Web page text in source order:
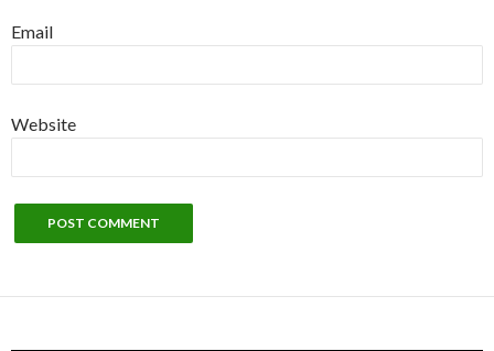
Email
Website